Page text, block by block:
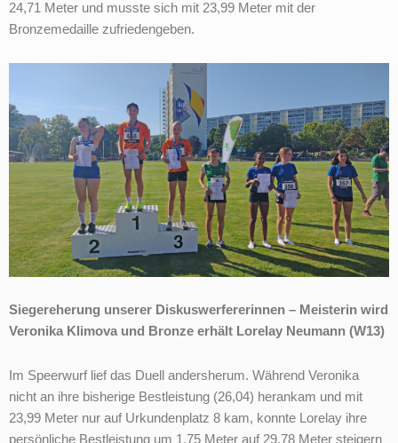
24,71 Meter und musste sich mit 23,99 Meter mit der
Bronzemedaille zufriedengeben.
Siegereherung unserer Diskuswerfererinnen – Meisterin wird
Veronika Klimova und Bronze erhält Lorelay Neumann (W13)
Im Speerwurf lief das Duell andersherum. Während Veronika
nicht an ihre bisherige Bestleistung (26,04) herankam und mit
23,99 Meter nur auf Urkundenplatz 8 kam, konnte Lorelay ihre
persönliche Bestleistung um 1,75 Meter auf 29,78 Meter steigern